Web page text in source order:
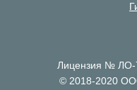
Лицензия № ЛО-
© 2018-2020